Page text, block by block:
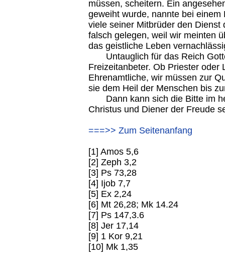
müssen, scheitern. Ein
geweiht wurde, nannte bei
viele seiner Mitbrüder den Dienst
falsch gelegen, weil wir meinten
das geistliche Leben
Untauglich für das Reich
Freizeitanbeter. Ob Priester oder
Ehrenamtliche, wir müssen zur
sie dem Heil der Menschen bis
Dann kann sich die Bitte im
Christus und Diener der Freude
===>> Zum Seitenanfang
[1] Amos 5,6
[2] Zeph 3,2
[3] Ps 73,28
[4] Ijob 7,7
[5] Ex 2,24
[6] Mt 26,28; Mk 14.24
[7] Ps 147,3.6
[8] Jer 17,14
[9] 1 Kor 9,21
[10] Mk 1,35